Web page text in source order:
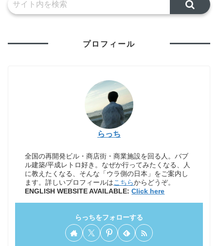
プロフィール
らっち
全国の再開発ビル・商店街・商業施設を回る人。バブ
ル建築/平成レトロ好き。なぜか行ってみたくなる、人
に教えたくなる、そんな「ウラ側の日本」をご案内し
ます。詳しいプロフィールはこちらからどうぞ。
ENGLISH WEBSITE AVAILABLE:Click here
らっちをフォローする